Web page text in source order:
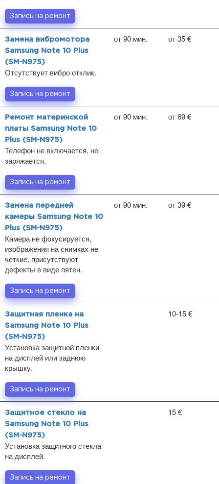
Запись на ремонт
Замена вибромотора
Samsung Note 10 Plus
(SM-N975)
Отсутствует вибро отклик.
от 90 мин. от 35 €
Запись на ремонт
Ремонт материнской
платы Samsung Note 10
Plus (SM-N975)
Телефон не включается, не
заряжается.
от 90 мин. от 69 €
Запись на ремонт
Замена передней
камеры Samsung Note 10
Plus (SM-N975)
Камера не фокусируется,
изображения на снимках не
четкие, присутствуют
дефекты в виде пятен.
от 90 мин. от 39 €
Запись на ремонт
Защитная пленка на
Samsung Note 10 Plus
(SM-N975)
Установка защитной пленки
на дисплей или заднюю
крышку.
10-15 €
Запись на ремонт
Защитное стекло на
Samsung Note 10 Plus
(SM-N975)
Установка защитного стекла
на дисплей.
15 €
Запись на ремонт